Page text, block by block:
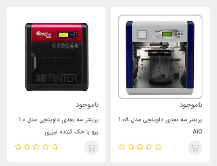
ناموجود
پرینتر سه بعدی داوینچی مدل 1.0A
AiO
ناموجود
پرینتر سه بعدی داوینچی مدل 1.0
پرو با حک کننده لیزری